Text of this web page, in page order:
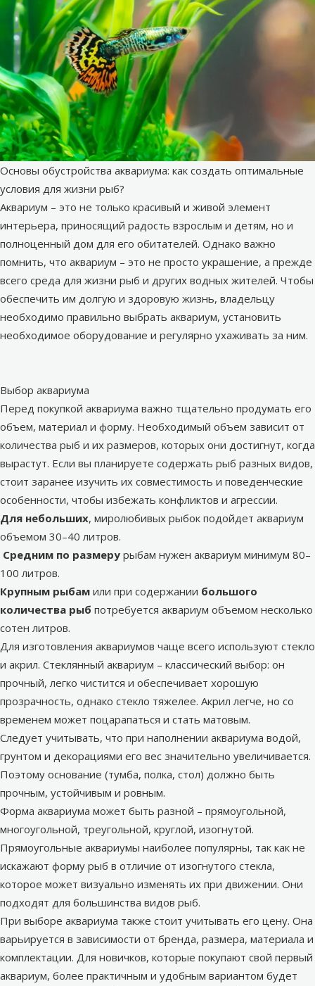
Основы обустройства аквариума: как создать оптимальные
условия для жизни рыб?
Аквариум – это не только красивый и живой элемент
интерьера, приносящий радость взрослым и детям, но и
полноценный дом для его обитателей. Однако важно
помнить, что аквариум – это не просто украшение, а прежде
всего среда для жизни рыб и других водных жителей. Чтобы
обеспечить им долгую и здоровую жизнь, владельцу
необходимо правильно выбрать аквариум, установить
необходимое оборудование и регулярно ухаживать за ним.
Выбор аквариума
Перед покупкой аквариума важно тщательно продумать его
объем, материал и форму. Необходимый объем зависит от
количества рыб и их размеров, которых они достигнут, когда
вырастут. Если вы планируете содержать рыб разных видов,
стоит заранее изучить их совместимость и поведенческие
особенности, чтобы избежать конфликтов и агрессии.
Для небольших, миролюбивых рыбок подойдет аквариум
объемом 30–40 литров.
Средним по размеру рыбам нужен аквариум минимум 80–
100 литров.
Крупным рыбам или при содержании большого
количества рыб потребуется аквариум объемом несколько
сотен литров.
Для изготовления аквариумов чаще всего используют стекло
и акрил. Стеклянный аквариум – классический выбор: он
прочный, легко чистится и обеспечивает хорошую
прозрачность, однако стекло тяжелее. Акрил легче, но со
временем может поцарапаться и стать матовым.
Следует учитывать, что при наполнении аквариума водой,
грунтом и декорациями его вес значительно увеличивается.
Поэтому основание (тумба, полка, стол) должно быть
прочным, устойчивым и ровным.
Форма аквариума может быть разной – прямоугольной,
многоугольной, треугольной, круглой, изогнутой.
Прямоугольные аквариумы наиболее популярны, так как не
искажают форму рыб в отличие от изогнутого стекла,
которое может визуально изменять их при движении. Они
подходят для большинства видов рыб.
При выборе аквариума также стоит учитывать его цену. Она
варьируется в зависимости от бренда, размера, материала и
комплектации. Для новичков, которые покупают свой первый
аквариум, более практичным и удобным вариантом будет